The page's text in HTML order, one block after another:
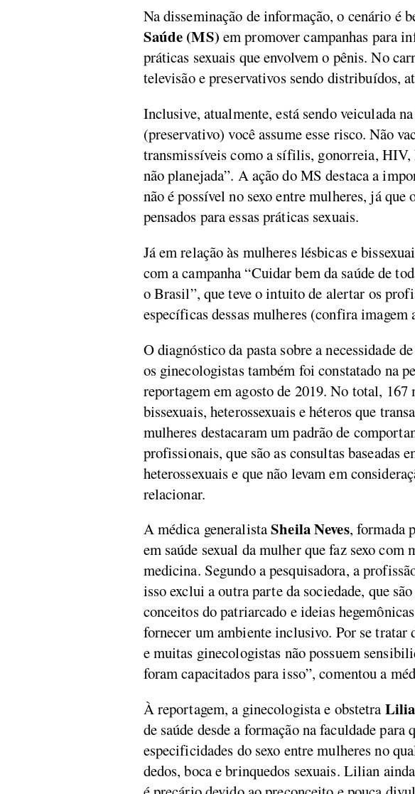
Na disseminação de informação, o cenário
Saúde (MS) em promover campanhas para
práticas sexuais que envolvem o pênis. No
televisão e preservativos sendo distribuídos,
Inclusive, atualmente, está sendo veiculada
(preservativo) você assume esse risco. Não
transmissíveis como a sífilis, gonorreia, HIV,
não planejada”. A ação do MS destaca a
não é possível no sexo entre mulheres, já
pensados para essas práticas sexuais.
Já em relação às mulheres lésbicas e
com a campanha “Cuidar bem da saúde de
o Brasil”, que teve o intuito de alertar os
específicas dessas mulheres (confira imagem
O diagnóstico da pasta sobre a necessidade
os ginecologistas também foi constatado na
reportagem em agosto de 2019. No total, 167
bissexuais, heterossexuais e héteros que
mulheres destacaram um padrão de
profissionais, que são as consultas baseadas
heterossexuais e que não levam em
relacionar.
A médica generalistaSheila Neves, formada
em saúde sexual da mulher que faz sexo
medicina. Segundo a pesquisadora, a
isso exclui a outra parte da sociedade, que
conceitos do patriarcado e ideias
fornecer um ambiente inclusivo. Por se
e muitas ginecologistas não possuem
foram capacitados para isso”, comentou a
À reportagem, a ginecologista e obstetra
de saúde desde a formação na faculdade
especificidades do sexo entre mulheres no
dedos, boca e brinquedos sexuais. Lilian